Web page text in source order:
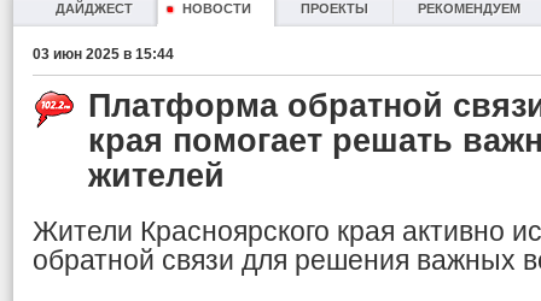
ДАЙДЖЕСТ НОВОСТИ ПРОЕКТЫ РЕКОМЕНДУЕМ
03 июн 2025 в 15:44
Платформа обратной
края помогает решать
жителей
Жители Красноярского края активно
обратной связи для решения важных